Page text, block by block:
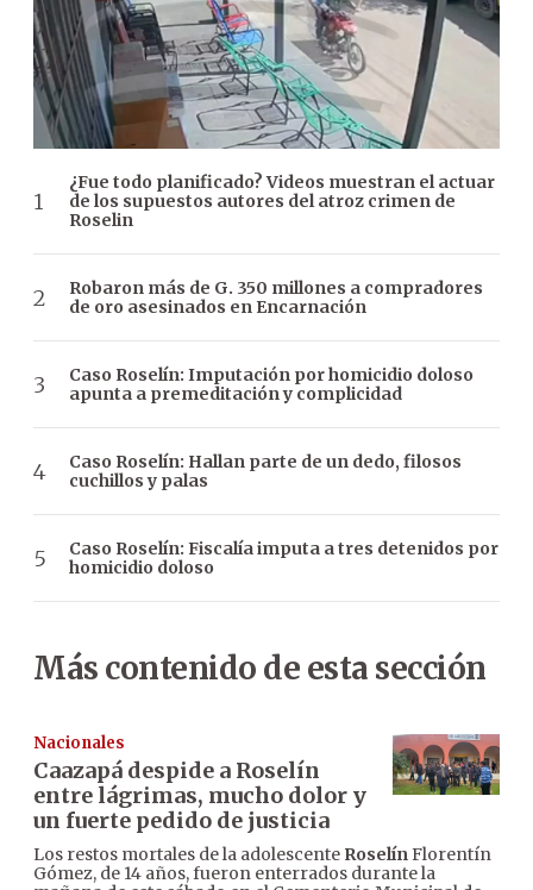
¿Fue todo planificado? Videos muestran el actuar
de los supuestos autores del atroz crimen de
Roselin
Robaron más de G. 350 millones a compradores
de oro asesinados en Encarnación
Caso Roselín: Imputación por homicidio doloso
apunta a premeditación y complicidad
Caso Roselín: Hallan parte de un dedo, filosos
cuchillos y palas
Caso Roselín: Fiscalía imputa a tres detenidos por
homicidio doloso
Más contenido de esta sección
Nacionales
Caazapá despide a Roselín
entre lágrimas, mucho dolor y
un fuerte pedido de justicia
Los restos mortales de la adolescente RoselínFlorentín
Gómez, de 14 años, fueron enterrados durante la